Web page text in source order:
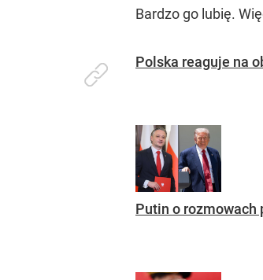
Bardzo go lubię.
Polska reaguje na
Putin o rozmowach